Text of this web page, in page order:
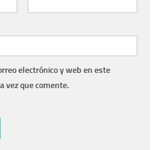
electrónico y web en este
vez que comente.